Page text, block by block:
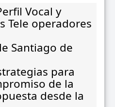
Vocal y
Tele operadores
Santiago de
para
de la
desde la